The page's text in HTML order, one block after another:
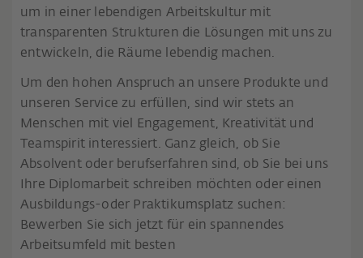
um in einer lebendigen Arbeitskultur mit
transparenten Strukturen die Lösungen mit uns zu
entwickeln, die Räume lebendig machen.
Um den hohen Anspruch an unsere Produkte und
unseren Service zu erfüllen, sind wir stets an
Menschen mit viel Engagement, Kreativität und
Teamspirit interessiert. Ganz gleich, ob Sie
Absolvent oder berufserfahren sind, ob Sie bei uns
Ihre Diplomarbeit schreiben möchten oder einen
Ausbildungs-oder Praktikumsplatz suchen:
Bewerben Sie sich jetzt für ein spannendes
Arbeitsumfeld mit besten